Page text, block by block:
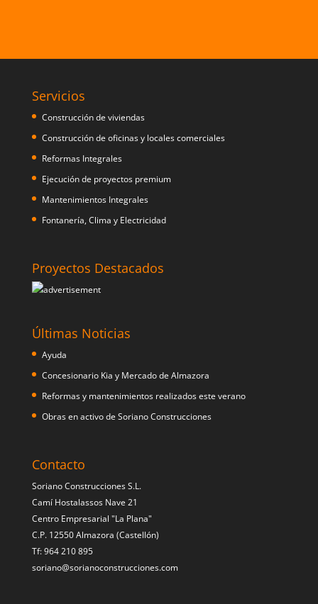
Servicios
Construcción de viviendas
Construcción de oficinas y locales comerciales
Reformas Integrales
Ejecución de proyectos premium
Mantenimientos Integrales
Fontanería, Clima y Electricidad
Proyectos Destacados
Últimas Noticias
Ayuda
Concesionario Kia y Mercado de Almazora
Reformas y mantenimientos realizados este verano
Obras en activo de Soriano Construcciones
Contacto
Soriano Construcciones S.L.
Camí Hostalassos Nave 21
Centro Empresarial "La Plana"
C.P. 12550 Almazora (Castellón)
Tf: 964 210 895
soriano@sorianoconstrucciones.com